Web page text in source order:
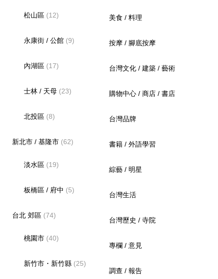
松山區 (12)
永康街 / 公館 (9)
內湖區 (17)
士林 / 天母 (23)
北投區 (8)
新北市 / 基隆市(62)
淡水區 (19)
板橋區 / 府中 (5)
台北 郊區(74)
桃園市 (40)
新竹市・新竹縣 (25)
美食 / 料理
按摩 / 腳底按摩
台灣文化 / 建築 / 藝術
購物中心 / 商店 / 書店
台灣品牌
書籍 / 外語學習
綜藝 / 明星
台灣生活
台灣歷史 / 寺院
專欄 / 意見
調查 / 報告